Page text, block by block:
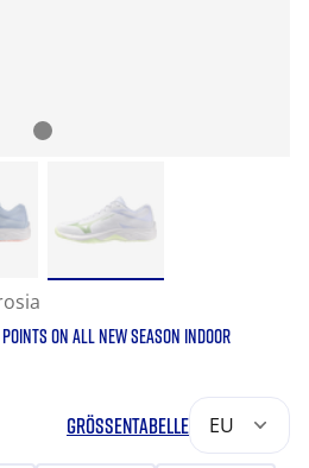
ON ALL NEW SEASON INDOOR
GRÖSSENTABELLE EU